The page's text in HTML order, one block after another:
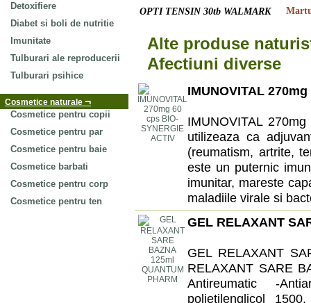
Detoxifiere
Diabet si boli de nutritie
Imunitate
Tulburari ale reproducerii
Tulburari psihice
Cosmetice naturale ¬
Cosmetice pentru copii
Cosmetice pentru par
Cosmetice pentru baie
Cosmetice barbati
Cosmetice pentru corp
Cosmetice pentru ten
OPTI TENSIN 30tb WALMARK
Alte produse
Afectiuni diverse
IMUNOVITAL
IMUNOVITAL
utilizeaza ca
(reumatism, artrite,
este un puternic
imunitar, mareste
maladiile virale si
GEL RELAXANT
GEL RELAXANT
RELAXANT SARE
Antireumatic -
polietilenglicol